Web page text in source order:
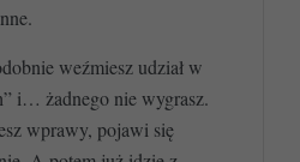
weźmiesz udział w
i… żadnego nie wygrasz.
wprawy, pojawi się